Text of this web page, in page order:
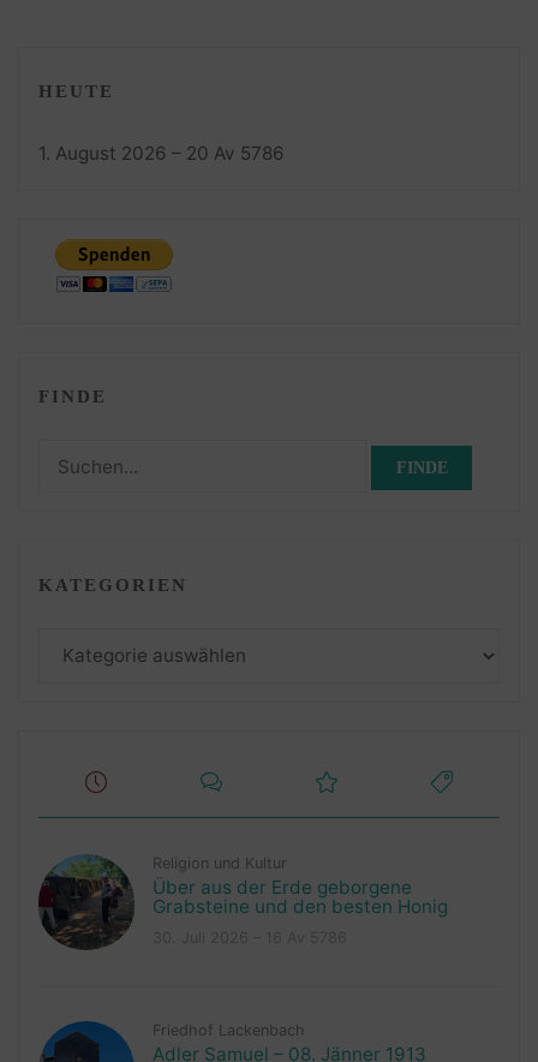
HEUTE
1. August 2026 – 20 Av 5786
FINDE
Suchen
KATEGORIEN
Kategorien
Religion und Kultur
Über aus der Erde geborgene
Grabsteine und den besten Honig
Friedhof Lackenbach
Adler Samuel – 08. Jänner 1913